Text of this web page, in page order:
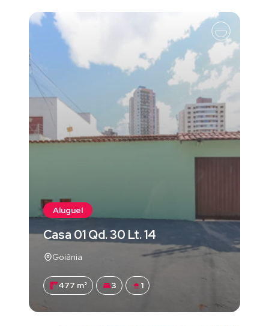
Aluguel
Casa 01 Qd. 30 Lt. 14
Goiânia
477 m² 3 1